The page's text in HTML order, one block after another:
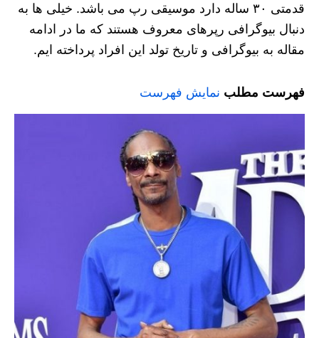
قدمتی ۳۰ ساله دارد موسیقی رپ می باشد. خیلی ها به
دنبال بیوگرافی رپرهای معروف هستند که ما در ادامه
مقاله به بیوگرافی و تاریخ تولد این افراد پرداخته ایم.
فهرست مطلب نمایش فهرست